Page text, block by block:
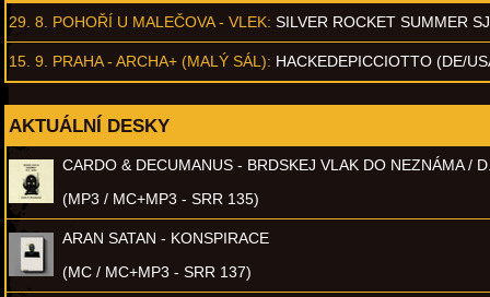
29. 8. POHOŘÍ U MALEČOVA - VLEK: SILVER ROCKET SUMMER
15. 9. PRAHA - ARCHA+ (MALÝ SÁL): HACKEDEPICCIOTTO (DE/
AKTUÁLNÍ DESKY
CARDO & DECUMANUS - BRDSKEJ VLAK DO NEZNÁMA /
(MP3 / MC+MP3 - SRR 135)
ARAN SATAN - KONSPIRACE
(MC / MC+MP3 - SRR 137)